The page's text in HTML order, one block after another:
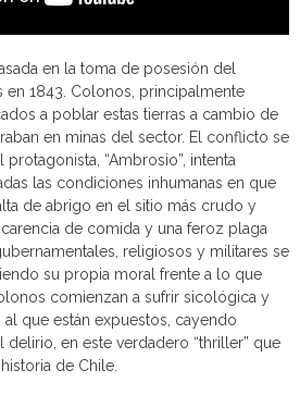
en la toma de posesión del
en 1843. Colonos, principalmente
a poblar estas tierras a cambio de
en minas del sector. El conflicto se
“Ambrosio”, intenta
las condiciones inhumanas en que
de abrigo en el sitio más crudo y
de comida y una feroz plaga
religiosos y militares se
su propia moral frente a lo que
comienzan a sufrir sicológica y
que están expuestos, cayendo
en este verdadero “thriller” que
de Chile.